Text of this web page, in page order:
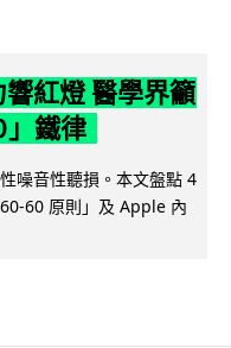
紅燈 醫學界籲
鐵律
噪音性聽損。本文盤點 4
60 原則」及 Apple 內